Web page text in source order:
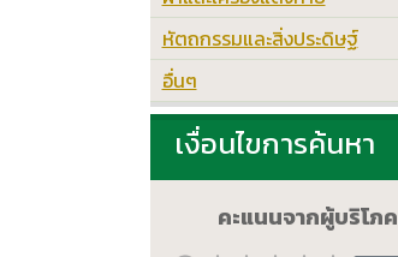
หัตถกรรมและสิ่งประดิษฐ์
อื่นๆ
เงื่อนไขการค้นหา
คะแนนจากผู้บริโภค